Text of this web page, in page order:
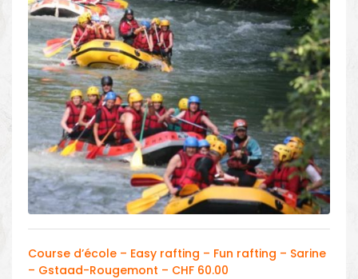
Course d’école – Easy rafting – Fun rafting – Sarine
– Gstaad-Rougemont – CHF 60.00